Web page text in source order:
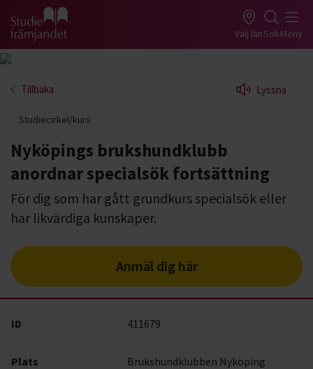
Gå till studiefrämjandets startsida Välj länSökMeny
Tillbaka Lyssna
Studiecirkel/kurs
Nyköpings brukshundklubb
anordnar specialsök fortsättning
För dig som har gått grundkurs specialsök eller
har likvärdiga kunskaper.
Anmäl dig här
ID 411679
Plats Brukshundklubben Nyköping